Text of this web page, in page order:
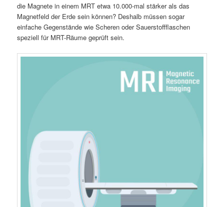
die Magnete in einem MRT etwa 10.000-mal stärker als das
Magnetfeld der Erde sein können? Deshalb müssen sogar
einfache Gegenstände wie Scheren oder Sauerstoffflaschen
speziell für MRT-Räume geprüft sein.